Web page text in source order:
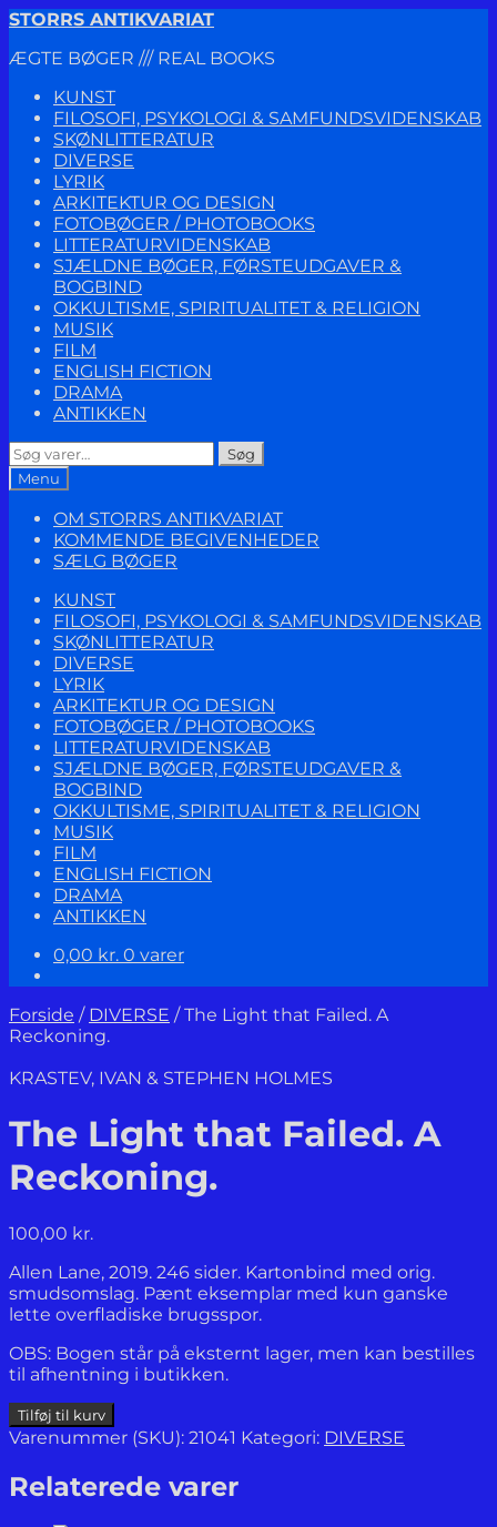
Spring
navigation
Spring
indhold
STORRS ANTIKVARIAT
ÆGTE BØGER /// REAL BOOKS
KUNST
FILOSOFI, PSYKOLOGI & SAMFUNDSVIDENSKAB
SKØNLITTERATUR
DIVERSE
LYRIK
ARKITEKTUR OG DESIGN
FOTOBØGER / PHOTOBOOKS
LITTERATURVIDENSKAB
SJÆLDNE BØGER, FØRSTEUDGAVER &
BOGBIND
OKKULTISME, SPIRITUALITET & RELIGION
MUSIK
FILM
ENGLISH FICTION
DRAMA
ANTIKKEN
Søg
efter:
Søg
Menu
OM STORRS ANTIKVARIAT
KOMMENDE BEGIVENHEDER
SÆLG BØGER
KUNST
FILOSOFI, PSYKOLOGI & SAMFUNDSVIDENSKAB
SKØNLITTERATUR
DIVERSE
LYRIK
ARKITEKTUR OG DESIGN
FOTOBØGER / PHOTOBOOKS
LITTERATURVIDENSKAB
SJÆLDNE BØGER, FØRSTEUDGAVER &
BOGBIND
OKKULTISME, SPIRITUALITET & RELIGION
MUSIK
FILM
ENGLISH FICTION
DRAMA
ANTIKKEN
0,00 kr. 0 varer
Forside / DIVERSE /The Light that Failed. A
Reckoning.
KRASTEV, IVAN & STEPHEN HOLMES
The Light that Failed. A
Reckoning.
100,00 kr.
Allen Lane, 2019. 246 sider. Kartonbind med orig.
smudsomslag. Pænt eksemplar med kun ganske
lette overfladiske brugsspor.
OBS: Bogen står på eksternt lager, men kan bestilles
til afhentning i butikken.
The
Light
Failed.
A
Tilføj til kurv
Varenummer (SKU): 21041 Kategori: DIVERSE
Relaterede varer